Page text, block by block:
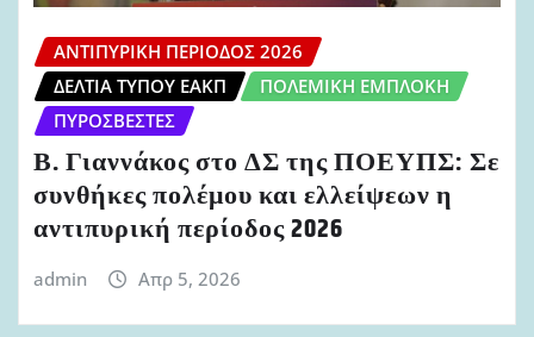
ΑΝΤΙΠΥΡΙΚΉ ΠΕΡΊΟΔΟΣ 2026
ΔΕΛΤΊΑ ΤΎΠΟΥ ΕΑΚΠ
ΠΟΛΕΜΙΚΉ ΕΜΠΛΟΚΉ
ΠΥΡΟΣΒΈΣΤΕΣ
Β. Γιαννάκος στο ΔΣ της ΠΟΕΥΠΣ: Σε
συνθήκες πολέμου και ελλείψεων η
αντιπυρική περίοδος 2026
admin Απρ 5, 2026